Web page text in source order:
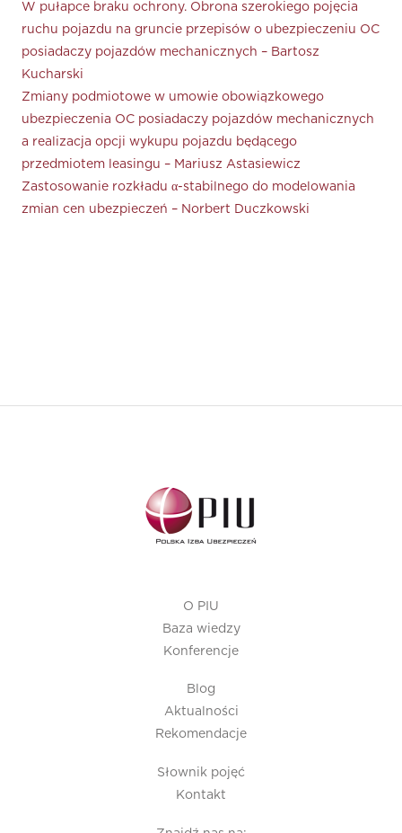
W pułapce braku ochrony. Obrona szerokiego pojęcia
ruchu pojazdu na gruncie przepisów o ubezpieczeniu OC
posiadaczy pojazdów mechanicznych – Bartosz
Kucharski
Zmiany podmiotowe w umowie obowiązkowego
ubezpieczenia OC posiadaczy pojazdów mechanicznych
a realizacja opcji wykupu pojazdu będącego
przedmiotem leasingu – Mariusz Astasiewicz
Zastosowanie rozkładu α-stabilnego do modelowania
zmian cen ubezpieczeń – Norbert Duczkowski
O PIU
Baza wiedzy
Konferencje
Blog
Aktualności
Rekomendacje
Słownik pojęć
Kontakt